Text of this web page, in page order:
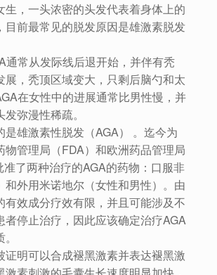
生，一头浓密的头发代表着身体上的
目前最常见的脱发原因是雄激素脱发
通常从发际线后退开始，并伴有秃
展，秃顶区域变大，只剩后脑勺和太
在女性中的进展通常比男性慢，并
弥漫性稀疏。
是雄激素性脱发（AGA） 。迄今为
物管理局（FDA）和欧洲药品管理局
准了两种治疗的AGA的药物：口服非
和外用米诺地尔（女性和男性）。由
有效成分疗效有限，并且可能涉及不
者停止治疗，因此应该确定治疗AGA
证明可以合成褪黑激素并表达褪黑激